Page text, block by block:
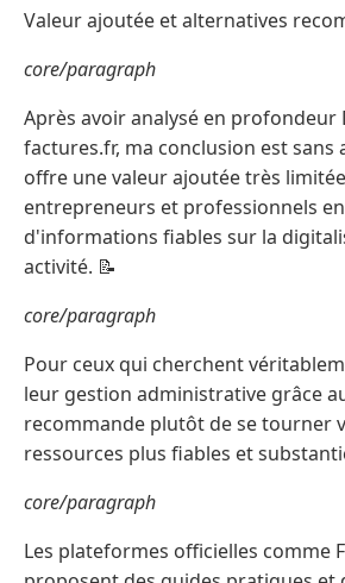
Valeur ajoutée et alternatives
core/paragraph
Après avoir analysé en profondeur
factures.fr, ma conclusion est sans
offre une valeur ajoutée très
entrepreneurs et professionnels
d'informations fiables sur la
activité. 📝
core/paragraph
Pour ceux qui cherchent
leur gestion administrative grâce
recommande plutôt de se tourner
ressources plus fiables et
core/paragraph
Les plateformes officielles comme